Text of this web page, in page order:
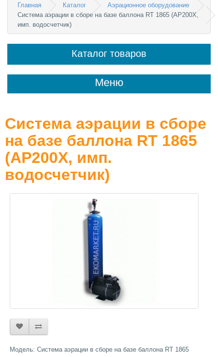
Главная Каталог
Аэрационное оборудование
Система аэрации в сборе на базе баллона RT 1865 (AP200Х,
имп. водосчетчик)
Каталог товаров
Меню
Система аэрации в сборе
на базе баллона RT 1865
(AP200Х, имп.
водосчетчик)
Модель: Система аэрации в сборе на базе баллона RT 1865